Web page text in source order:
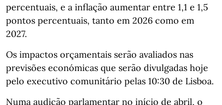
percentuais, e a inflação aumentar entre 1,1 e 1,5
pontos percentuais, tanto em 2026 como em
2027.
Os impactos orçamentais serão avaliados nas
previsões económicas que serão divulgadas hoje
pelo executivo comunitário pelas 10:30 de Lisboa.
Numa audição parlamentar no início de abril, o